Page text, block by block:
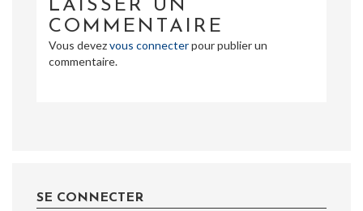
LAISSER UN
COMMENTAIRE
Vous devezvous connecterpour publier un
commentaire.
SE CONNECTER